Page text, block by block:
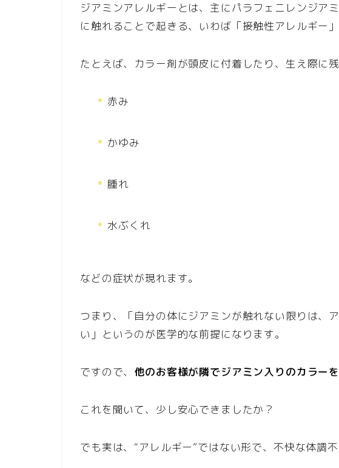
ジアミンアレルギーとは、主にパラフェニレンジア
に触れることで起きる、いわば「接触性アレルギー」
たとえば、カラー剤が頭皮に付着したり、生え際に
赤み
かゆみ
腫れ
水ぶくれ
などの症状が現れます。
つまり、「自分の体にジアミンが触れない限りは、
い」というのが医学的な前提になります。
ですので、 他のお客様が隣でジアミン入りのカラー
これを聞いて、少し安心できましたか？
でも実は、“アレルギー”ではない形で、不快な体調